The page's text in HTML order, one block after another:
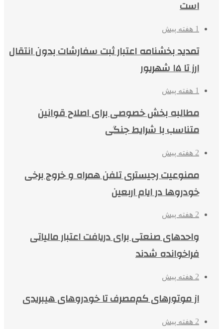
است
1 هفته پیش
تمدید بخشنامه اعتبار ثبت سفارشات بدون انتقال
ارز تا ۱۵ شهریور
1 هفته پیش
مطالبه بخش خصوصی برای اصلاح قوانین
متناسب با شرایط جنگی
2 هفته پیش
ممنوعیت رجیستری تلفن همراه و خروج برخی
خودروها در ایام اربعین
2 هفته پیش
واحدهای صنعتی برای دریافت اعتبار مالیاتی
فراخوانده شدند
2 هفته پیش
از موتورهای کم‌مصرف تا خودروهای هیبریدی
2 هفته پیش